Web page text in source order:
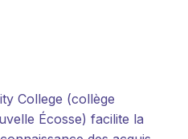
College (collège
Écosse) facilite la